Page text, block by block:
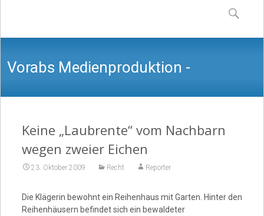
content
Suchen
nach:
Vorabs Medienproduktion -
Nachrichten, Texte, Podcast, O-Töne,
Keine „Laubrente“ vom Nachbarn
wegen zweier Eichen
23. Oktober 2009 Recht Reporter
Die Klägerin bewohnt ein Reihenhaus mit Garten. Hinter den
Reihenhäusern befindet sich ein bewaldeter